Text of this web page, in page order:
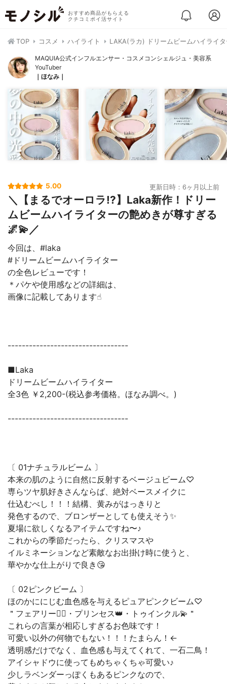
おすすめ商品がもらえる
クチコミポイ活サイト
TOP コスメ ハイライト LAKA(ラカ) ドリームビームハイライ
MAQUIA公式インフルエンサー・コスメコンシェルジュ・美容系
YouTuber
｜ほなみ｜
5.00 更新日時：6ヶ月以上前
＼【まるでオーロラ!?】Laka新作！ドリー
ムビームハイライターの艶めきが尊すぎる
🌌💫／
今回は、#laka
#ドリームビームハイライター
の全色レビューです！
＊パケや使用感などの詳細は、
画像に記載してあります☝︎
----------------------------------
■Laka
ドリームビームハイライター
全3色 ￥2,200-(税込参考価格。ほなみ調べ。)
----------------------------------
〔 01ナチュラルビーム 〕
本来の肌のように自然に反射するベージュビーム♡
専らツヤ肌好きさんならば、絶対ベースメイクに
仕込むべし！！！結構、黄みがはっきりと
発色するので、ブロンザーとしても使えそう✨
夏場に欲しくなるアイテムですね〜♪
これからの季節だったら、クリスマスや
イルミネーションなど素敵なお出掛け時に使うと、
華やかな仕上がりで良き😘
〔 02ピンクビーム 〕
ほのかににじむ血色感を与えるピュアピンクビーム♡
＂フェアリー🧚‍♀️・プリンセス👑・トゥインクル💫＂
これらの言葉が相応しすぎるお色味です！
可愛い以外の何物でもない！！！たまらん！←
透明感だけでなく、血色感も与えてくれて、一石二鳥！
アイシャドウに使ってもめちゃくちゃ可愛い♪
少しラベンダーっぽくもあるピンクなので、